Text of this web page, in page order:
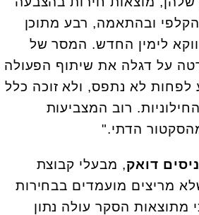
ובהתאמה, רבע מתוכן
לימין החדש. המסר של
על דגלה את שיתוף הפעולה
לפחות לא נתפס, ולא זוכה כלל
רוב המצביעות
הדתי."
ניסים דואק, מבעלי קבוצת
מריצים מועמדים בבחירות
מתוצאות הסקר עולה נתון